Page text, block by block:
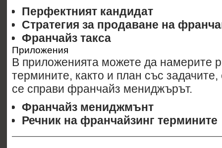
Перфектният кандидат
Стратегия за продаване на
Франчайз такса
Приложения
В приложенията можете да намерите
термините, както и план със задачите,
се справи франчайз мениджърът.
Франчайз мениджмънт
Речник на франчайзинг термините